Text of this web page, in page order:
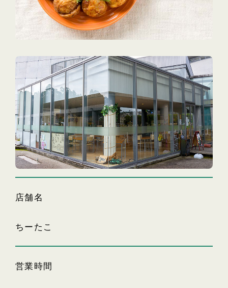
店舗名
ちーたこ
営業時間